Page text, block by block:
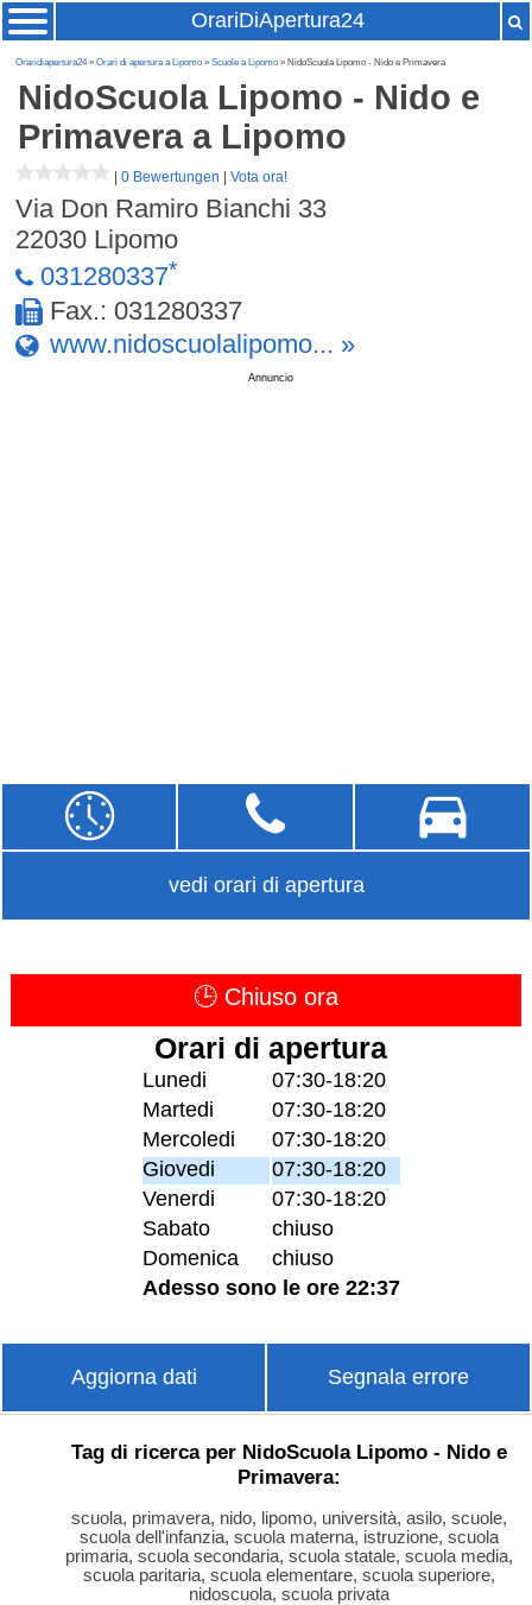
OrariDiApertura24
Oraridiapertura24»Orari di apertura a Lipomo »Scuole a Lipomo » NidoScuola Lipomo - Nido e Primavera
NidoScuola Lipomo - Nido e
Primaveraa Lipomo
|0 Bewertungen |Vota ora!
Via Don Ramiro Bianchi 33
22030 Lipomo
031280337*
Fax.: 031280337
www.nidoscuolalipomo... »
Annuncio
vedi orari di apertura
🕒 Chiuso ora
Orari di apertura
Lunedi
07:30-18:20
Martedi
07:30-18:20
Mercoledi
07:30-18:20
Giovedi
07:30-18:20
Venerdi
07:30-18:20
Sabato
chiuso
Domenica
chiuso
Adesso sono le ore 22:37
Aggiorna dati Segnala errore
Tag di ricerca per NidoScuola Lipomo - Nido e
Primavera:
scuola, primavera, nido, lipomo, università, asilo, scuole,
scuola dell'infanzia, scuola materna, istruzione, scuola
primaria, scuola secondaria, scuola statale, scuola media,
scuola paritaria, scuola elementare, scuola superiore,
nidoscuola, scuola privata